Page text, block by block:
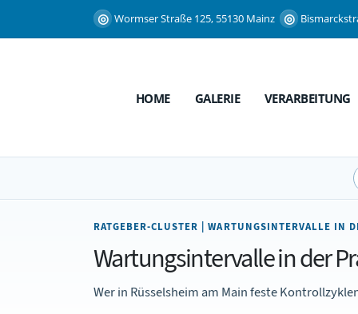
Wormser Straße 125, 55130 Mainz
HOME GALERIE VERARBEITUNG
RATGEBER-CLUSTER | WARTUNGSINTERVALLE IN
Wartungsintervalle in der
Wer in Rüsselsheim am Main feste